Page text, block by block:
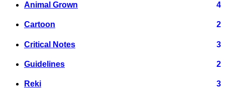
Animal Grown 4
Cartoon 2
Critical Notes 3
Guidelines 2
Reki 3